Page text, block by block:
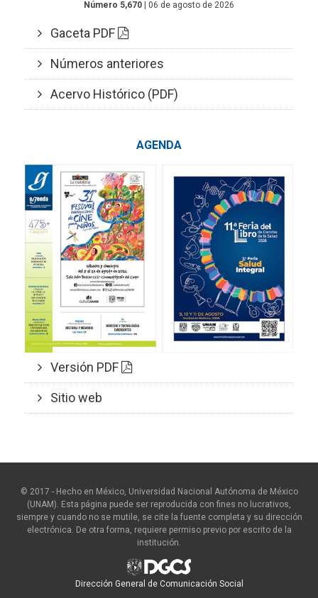
Número 5,670 | 06 de agosto de 2026
Gaceta PDF
Números anteriores
Acervo Histórico (PDF)
AGENDA
Versión PDF
Sitio web
© 2017 - Hecho en México, Universidad Nacional Autónoma de México
(UNAM). Esta página puede ser reproducida con fines no lucrativos,
siempre y cuando no se mutile, se cite la fuente completa y su dirección
electrónica. De otra forma, requiere permiso previo por escrito de la
institución.
Dirección General de Comunicación Social